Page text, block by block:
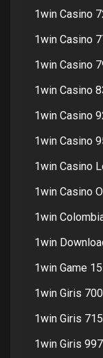
1win Casino
1win Casino
1win Casino
1win Casino
1win Casino
1win Casino
1win Casino
1win Casino
1win
1win
1win Game 15
1win Giris 700
1win Giris 715
1win Giris 997